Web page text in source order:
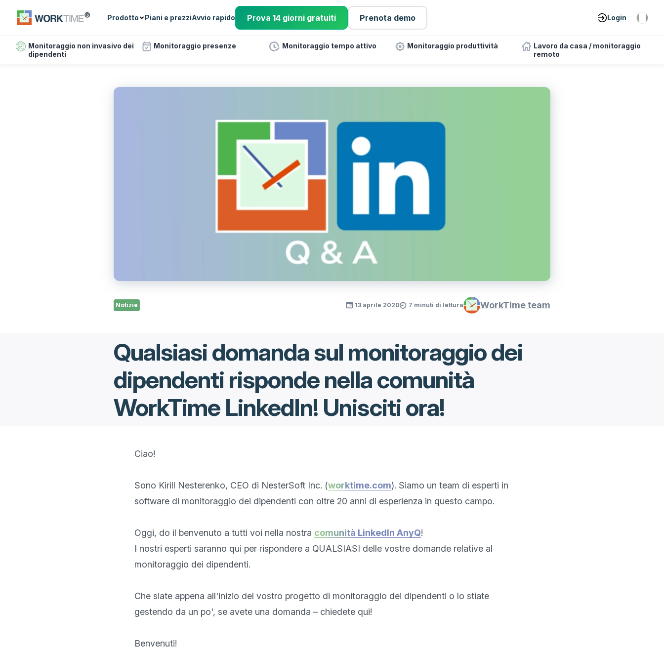
Prodotto Piani e prezziAvvio rapido Prova 14 giorni gratuiti Prenota demo Login
Monitoraggio non invasivo dei
dipendenti
Monitoraggio presenze Monitoraggio tempo attivo Monitoraggio produttività
Lavoro da casa / monitoraggio
remoto
Notizie 13 aprile 2020 7 minuti di lettura WorkTime team
Qualsiasi domanda sul monitoraggio dei
dipendenti risponde nella comunità
WorkTime LinkedIn! Unisciti ora!
Ciao!
Sono Kirill Nesterenko, CEO di NesterSoft Inc. (worktime.com). Siamo un team di esperti in
software di monitoraggio dei dipendenti con oltre 20 anni di esperienza in questo campo.
Oggi, do il benvenuto a tutti voi nella nostra comunità LinkedIn AnyQ!
I nostri esperti saranno qui per rispondere a QUALSIASI delle vostre domande relative al
monitoraggio dei dipendenti.
Che siate appena all'inizio del vostro progetto di monitoraggio dei dipendenti o lo stiate
gestendo da un po', se avete una domanda – chiedete qui!
Benvenuti!